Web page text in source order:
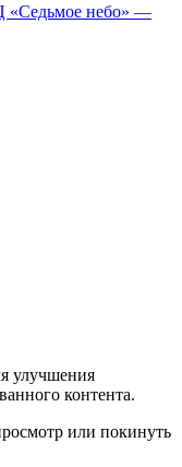
«Седьмое небо» —
улучшения
контента.
или покинуть